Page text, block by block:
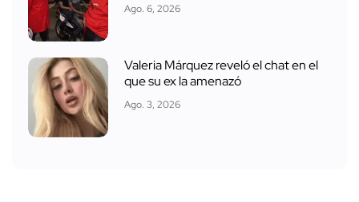
Ago. 6, 2026
Valeria Márquez reveló el chat en el
que su ex la amenazó
Ago. 3, 2026